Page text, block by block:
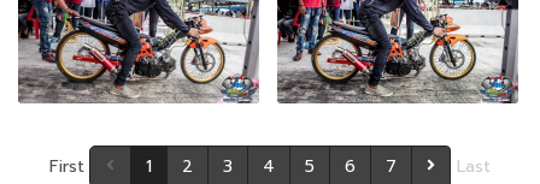
First 1 2 3 4 5 6 7 Last